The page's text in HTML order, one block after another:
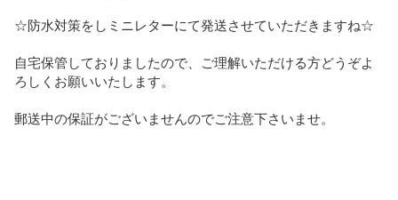
☆防水対策をしミニレターにて発送させていただきますね☆
自宅保管しておりましたので、ご理解いただける方どうぞよ
ろしくお願いいたします。
郵送中の保証がございませんのでご注意下さいませ。